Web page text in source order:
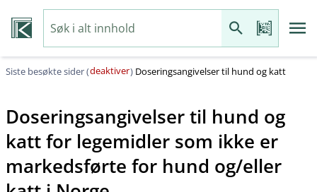
Siste besøkte sider (deaktiver) Doseringsangivelser til hund og katt
Doseringsangivelser til hund og
katt for legemidler som ikke er
markedsførte for hund og​/​eller